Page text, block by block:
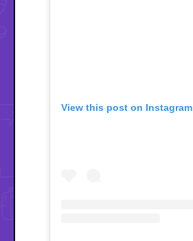
View this post on Instagram